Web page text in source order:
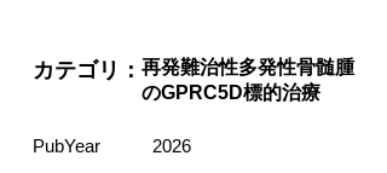
カテゴリ： 再発難治性多発性骨髄腫
のGPRC5D標的治療
PubYear 2026